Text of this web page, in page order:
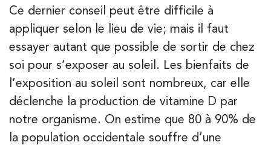
Ce dernier conseil peut être difficile à
appliquer selon le lieu de vie; mais il faut
essayer autant que possible de sortir de chez
soi pour s’exposer au soleil. Les bienfaits de
l’exposition au soleil sont nombreux, car elle
déclenche la production de vitamine D par
notre organisme. On estime que 80 à 90% de
la population occidentale souffre d’une